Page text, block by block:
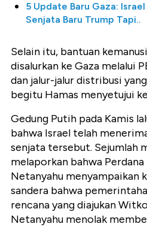
5 Update Baru Gaza:
Senjata Baru Trump Tapi..
Selain itu, bantuan
disalurkan ke Gaza melalui
dan jalur-jalur distribusi
begitu Hamas menyetujui
Gedung Putih pada Kamis
bahwa Israel telah
senjata tersebut. Sejumlah
melaporkan bahwa
Netanyahu menyampaikan
sandera bahwa
rencana yang diajukan
Netanyahu menolak